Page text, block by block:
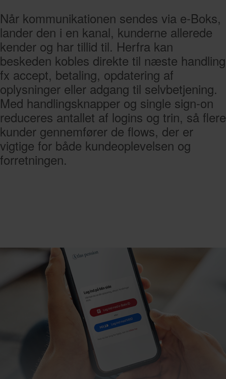
Når kommunikationen sendes via e-Boks,
lander den i en kanal, kunderne allerede
kender og har tillid til. Herfra kan
beskeden kobles direkte til næste handling
fx accept, betaling, opdatering af
oplysninger eller adgang til selvbetjening.
Med handlingsknapper og single sign-on
reduceres antallet af logins og trin, så flere
kunder gennemfører de flows, der er
vigtige for både kundeoplevelsen og
forretningen.